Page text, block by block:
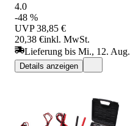
4.0
-48 %
UVP 38,85 €
20,38 €inkl. MwSt.
Lieferung bis Mi., 12. Aug.
Details anzeigen